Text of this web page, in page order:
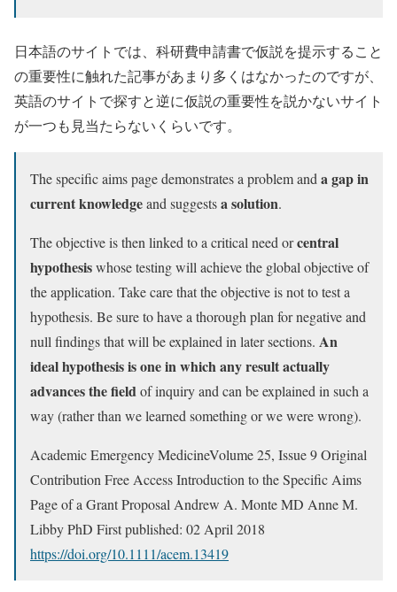
日本語のサイトでは、科研費申請書で仮説を提示すること
の重要性に触れた記事があまり多くはなかったのですが、
英語のサイトで探すと逆に仮説の重要性を説かないサイト
が一つも見当たらないくらいです。
The specific aims page demonstrates a problem and a gapin
current knowledgeand suggestsa solution.
The objective is then linked to a critical need orcentral
hypothesiswhose testing will achieve the global objective of
the application. Take care that the objective is not to test a
hypothesis. Be sure to have a thorough plan for negative and
null findings that will be explained in later sections. An
ideal hypothesis is one in which any result actually
advances the fieldof inquiry and can be explained in such a
way (rather than we learned something or we were wrong).
Academic Emergency MedicineVolume 25, Issue 9 Original
Contribution Free Access Introduction to the Specific Aims
Page of a Grant Proposal Andrew A. Monte MD Anne M.
Libby PhD First published: 02 April 2018
https://doi.org/10.1111/acem.13419